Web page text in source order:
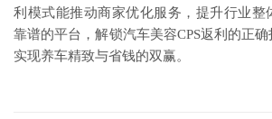
利模式能推动商家优化服务，提升行业整
靠谱的平台，解锁汽车美容CPS返利的正
实现养车精致与省钱的双赢。